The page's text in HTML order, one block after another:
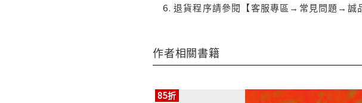
退貨程序請參閱【客服專區→常見問題→誠
作者相關書籍
85折